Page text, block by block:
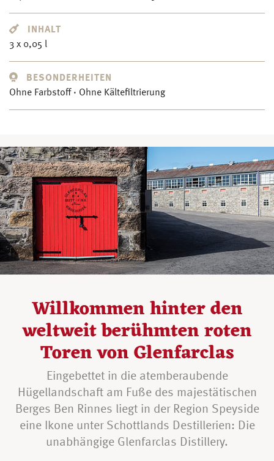
INHALT
3 x 0,05 l
BESONDERHEITEN
Ohne Farbstoff · Ohne Kältefiltrierung
Willkommen hinter den
weltweit berühmten roten
Toren von Glenfarclas
Eingebettet in die atemberaubende
Hügellandschaft am Fuße des majestätischen
Berges Ben Rinnes liegt in der Region Speyside
eine Ikone unter Schottlands Destillerien: Die
unabhängige Glenfarclas Distillery.